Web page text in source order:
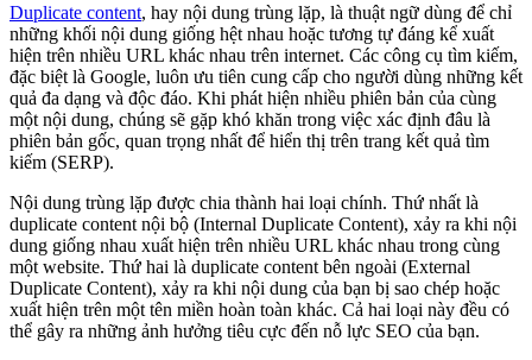
Duplicate content, hay nội dung trùng lặp, là thuật ngữ dùng để chỉ
những khối nội dung giống hệt nhau hoặc tương tự đáng kể xuất
hiện trên nhiều URL khác nhau trên internet. Các công cụ tìm kiếm,
đặc biệt là Google, luôn ưu tiên cung cấp cho người dùng những kết
quả đa dạng và độc đáo. Khi phát hiện nhiều phiên bản của cùng
một nội dung, chúng sẽ gặp khó khăn trong việc xác định đâu là
phiên bản gốc, quan trọng nhất để hiển thị trên trang kết quả tìm
kiếm (SERP).
Nội dung trùng lặp được chia thành hai loại chính. Thứ nhất là
duplicate content nội bộ (Internal Duplicate Content), xảy ra khi nội
dung giống nhau xuất hiện trên nhiều URL khác nhau trong cùng
một website. Thứ hai là duplicate content bên ngoài (External
Duplicate Content), xảy ra khi nội dung của bạn bị sao chép hoặc
xuất hiện trên một tên miền hoàn toàn khác. Cả hai loại này đều có
thể gây ra những ảnh hưởng tiêu cực đến nỗ lực SEO của bạn.